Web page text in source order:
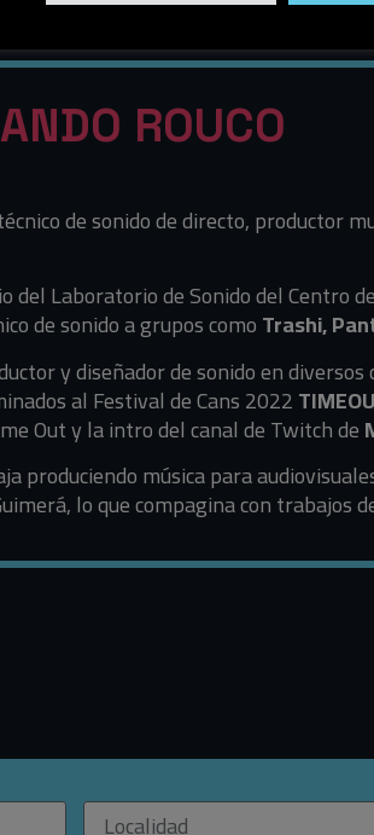
ROUCO
de sonido de directo, productor
del Laboratorio de Sonido del
de sonido a grupos comoTrashi,
y diseñador de sonido en
al Festival de Cans 2022
Out y la intro del canal de Twitch de
produciendo música para
lo que compagina con trabajos